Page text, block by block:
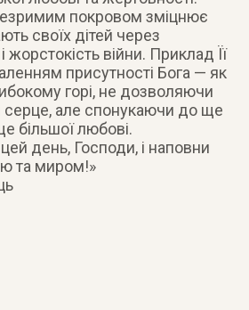
покровом зміцнює
своїх дітей через
жорстокість війни. Приклад Її
присутності Бога — як
горі, не дозволяючи
серце, але спонукаючи до ще
більшої любові.
день, Господи, і наповни
та миром!»